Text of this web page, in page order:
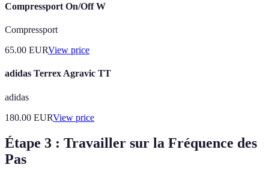
Compressport On/Off W
Compressport
65.00 EURView price
adidas Terrex Agravic TT
adidas
180.00 EURView price
Étape 3 : Travailler sur la Fréquence des
Pas